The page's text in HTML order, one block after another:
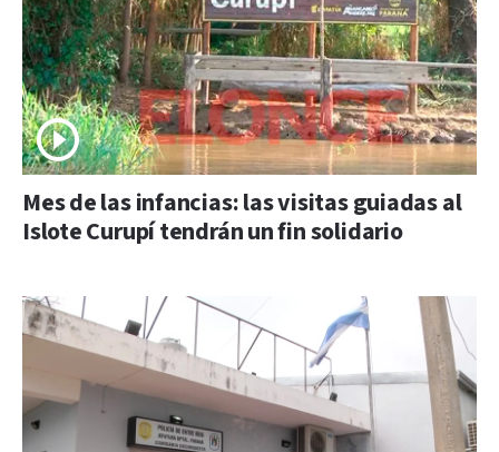
Mes de las infancias: las visitas guiadas al
Islote Curupí tendrán un fin solidario